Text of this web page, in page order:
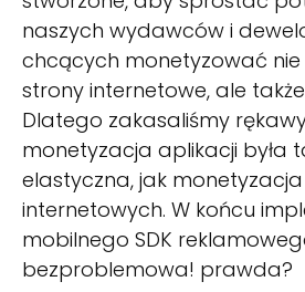
naszych wydawców i
chcących monetyzować nie
strony internetowe, ale
Dlatego zakasaliśmy
monetyzacja aplikacji była
elastyczna, jak
internetowych. W końcu
mobilnego SDK
bezproblemowa! prawda?